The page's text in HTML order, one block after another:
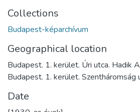
Collections
Budapest-képarchívum
Geographical location
Budapest. 1. kerület. Úri utca. Hadik
Budapest. 1. kerület. Szentháromság
Date